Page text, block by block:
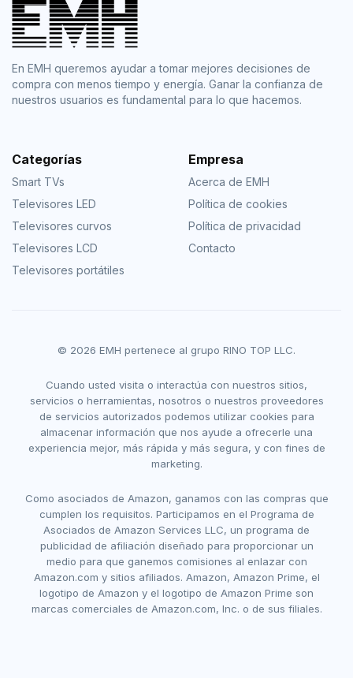
En EMH queremos ayudar a tomar mejores decisiones de
compra con menos tiempo y energía. Ganar la confianza de
nuestros usuarios es fundamental para lo que hacemos.
Categorías
Smart TVs
Televisores LED
Televisores curvos
Televisores LCD
Televisores portátiles
Empresa
Acerca de EMH
Política de cookies
Política de privacidad
Contacto
© 2026 EMH pertenece al grupo RINO TOP LLC.
Cuando usted visita o interactúa con nuestros sitios,
servicios o herramientas, nosotros o nuestros proveedores
de servicios autorizados podemos utilizar cookies para
almacenar información que nos ayude a ofrecerle una
experiencia mejor, más rápida y más segura, y con fines de
marketing.
Como asociados de Amazon, ganamos con las compras que
cumplen los requisitos. Participamos en el Programa de
Asociados de Amazon Services LLC, un programa de
publicidad de afiliación diseñado para proporcionar un
medio para que ganemos comisiones al enlazar con
Amazon.com y sitios afiliados. Amazon, Amazon Prime, el
logotipo de Amazon y el logotipo de Amazon Prime son
marcas comerciales de Amazon.com, Inc. o de sus filiales.